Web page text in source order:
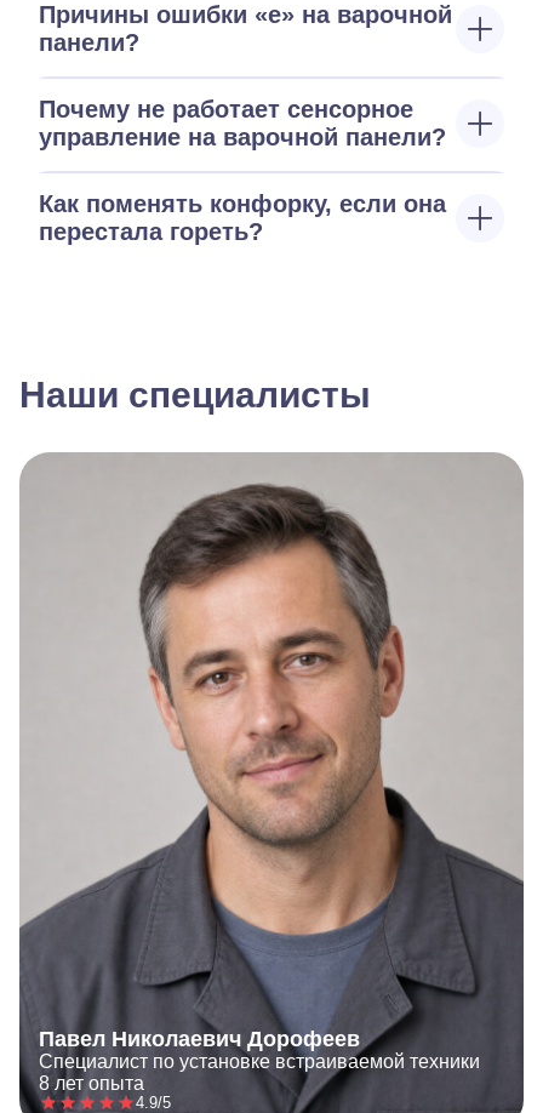
Причины ошибки «е» на варочной
панели?
Почему не работает сенсорное
управление на варочной панели?
Как поменять конфорку, если она
перестала гореть?
Наши специалисты
Павел Николаевич Дорофеев
Специалист по установке встраиваемой техники
8 лет опыта
4.9/5